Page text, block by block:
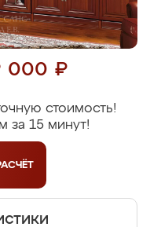
000 ₽
стоимость!
за 15 минут!